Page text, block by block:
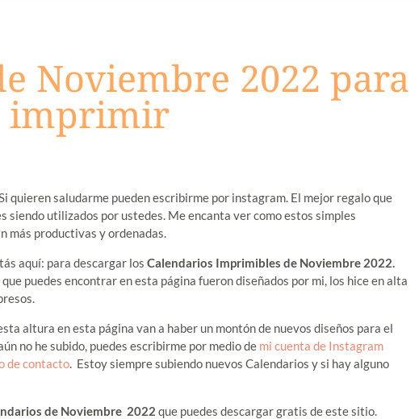
Noviembre 2022 para
imprimir
quieren saludarme pueden escribirme por instagram. El mejor regalo que
siendo utilizados por ustedes. Me encanta ver como estos simples
más productivas y ordenadas.
aquí: para descargar los Calendarios Imprimibles de Noviembre 2022.
puedes encontrar en esta página fueron diseñados por mi, los hice en alta
altura en esta página van a haber un montón de nuevos diseños para el
no he subido, puedes escribirme por medio de mi cuenta de Instagram
de contacto. Estoy siempre subiendo nuevos Calendarios y si hay alguno
de Noviembre 2022 que puedes descargar gratis de este sitio.